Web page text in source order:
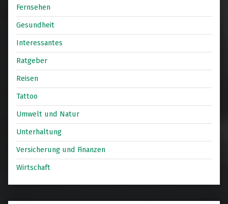
Fernsehen
Gesundheit
Interessantes
Ratgeber
Reisen
Tattoo
Umwelt und Natur
Unterhaltung
Versicherung und Finanzen
Wirtschaft